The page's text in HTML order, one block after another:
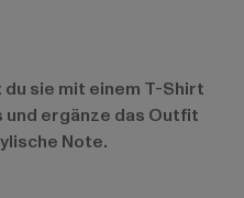
sie mit einem T-Shirt
ergänze das Outfit
Note.